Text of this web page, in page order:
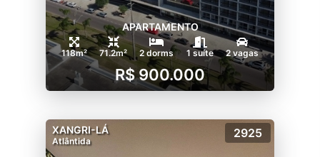
APARTAMENTO
118m² 71.2m² 2 dorms 1 suíte 2 vagas
R$ 900.000
XANGRI-LÁ
Atlântida
2925